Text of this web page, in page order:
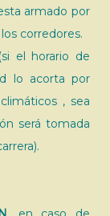
armado por
corredores.
el horario de
lo acorta por
, sea
será tomada